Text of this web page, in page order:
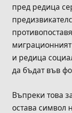
пред редица
и редица
да бъдат във
Въпреки това
остава символ